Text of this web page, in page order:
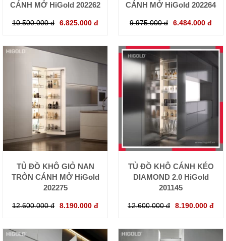
CÁNH MỞ HiGold 202262
10.500.000 đ 6.825.000 đ
CÁNH MỞ HiGold 202264
9.975.000 đ 6.484.000 đ
TỦ ĐỒ KHÔ GIỎ NAN
TRÒN CÁNH MỞ HiGold
202275
12.600.000 đ 8.190.000 đ
TỦ ĐỒ KHÔ CÁNH KÉO
DIAMOND 2.0 HiGold
201145
12.600.000 đ 8.190.000 đ